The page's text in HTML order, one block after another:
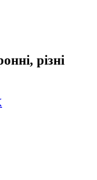
різні